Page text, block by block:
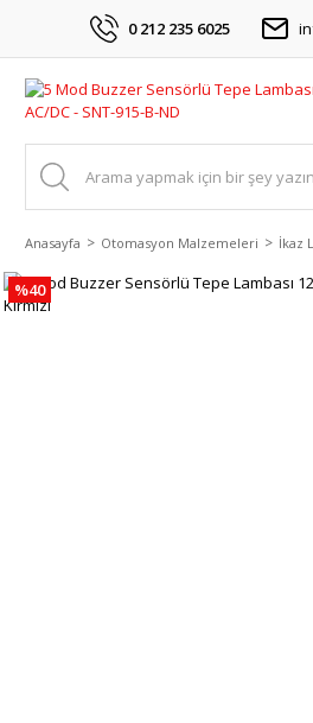
0 212 235 6025
Anasayfa Otomasyon Malzemeleri İkaz
%40